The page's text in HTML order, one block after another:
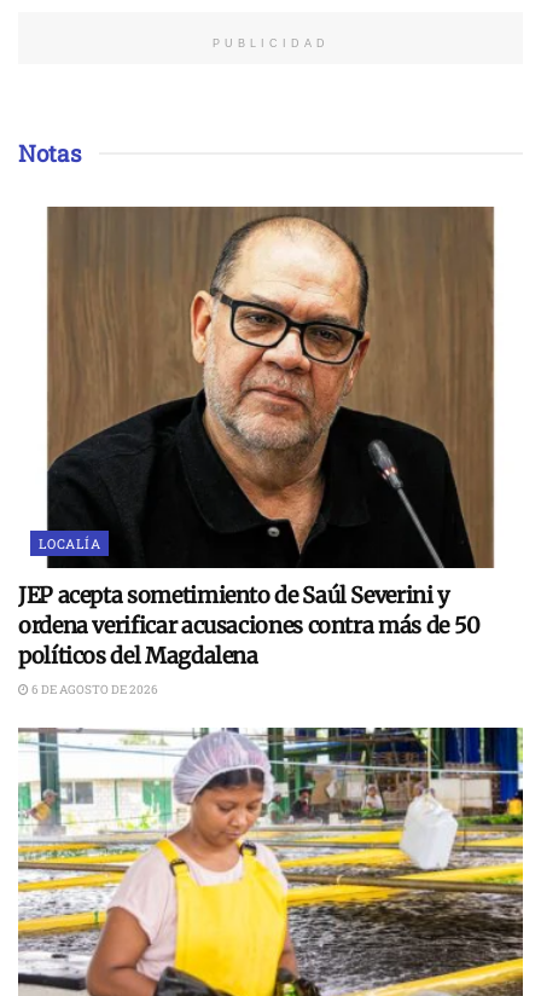
PUBLICIDAD
Notas
LOCALÍA
JEP acepta sometimiento de Saúl Severini y
ordena verificar acusaciones contra más de 50
políticos del Magdalena
6 DE AGOSTO DE 2026